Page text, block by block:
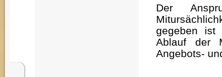
Der
gegeben ist
Ablauf der
Angebots-